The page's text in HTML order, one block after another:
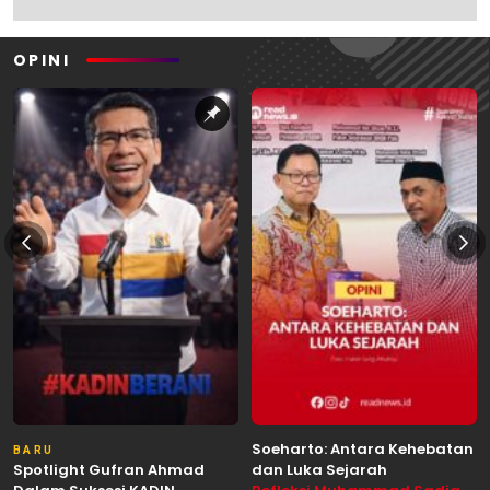
OPINI
BARU
Spotlight Gufran Ahmad
Soeharto: Antara Kehebatan
dan Luka Sejarah